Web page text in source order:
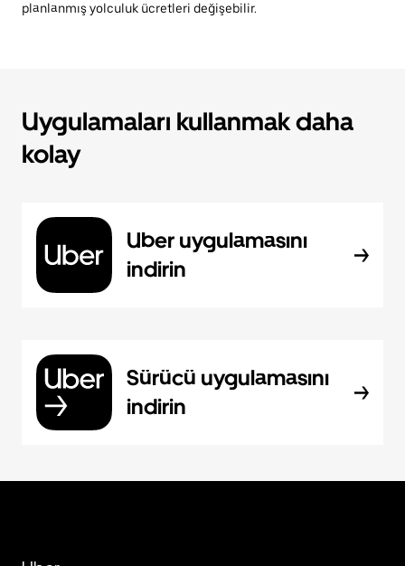
planlanmış yolculuk ücretleri değişebilir.
Uygulamaları kullanmak daha
kolay
Uber uygulamasını
indirin
Sürücü uygulamasını
indirin